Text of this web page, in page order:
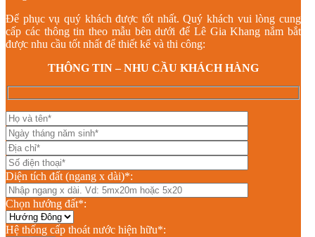
Để phục vụ quý khách được tốt nhất. Quý khách vui lòng cung
cấp các thông tin theo mẫu bên dưới để Lê Gia Khang nắm bắt
được nhu cầu tốt nhất để thiết kế và thi công:
THÔNG TIN – NHU CẦU KHÁCH HÀNG
Diện tích đất (ngang x dài)*:
Chọn hướng đất*:
Hệ thống cấp thoát nước hiện hữu*: